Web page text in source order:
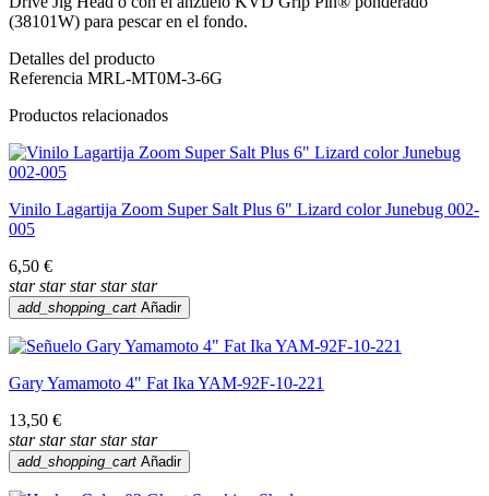
(38101W) para pescar en el fondo.
Detalles del producto
Referencia MRL-MT0M-3-6G
Productos relacionados
Vinilo Lagartija Zoom Super Salt Plus 6" Lizard color Junebug 002-
005
6,50 €
star star star star star
add_shopping_cart Añadir
Gary Yamamoto 4" Fat Ika YAM-92F-10-221
13,50 €
star star star star star
add_shopping_cart Añadir